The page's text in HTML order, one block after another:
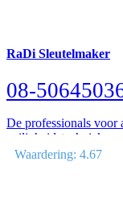
RaDi Sleutelmaker
08-
De professionals voor
veiligheidstechniek
Waardering: 4.67